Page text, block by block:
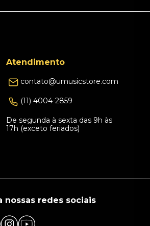
Atendimento
contato@umusicstore.com
(11) 4004-2859
De segunda à sexta das 9h às
17h (exceto feriados)
nossas redes sociais